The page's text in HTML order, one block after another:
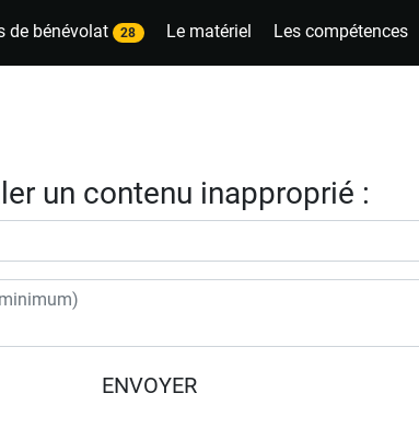
de bénévolat 28 Le matériel Les compétences
un contenu inapproprié :
ENVOYER